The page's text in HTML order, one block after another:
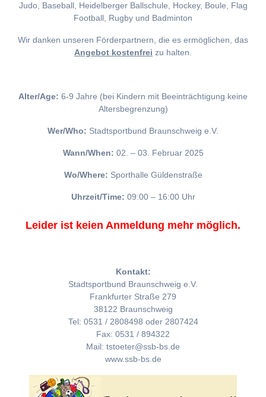
Judo, Baseball, Heidelberger Ballschule, Hockey, Boule, Flag
Football, Rugby und Badminton
Wir danken unseren Förderpartnern, die es ermöglichen, das
Angebot kostenfrei zu halten.
Alter/Age: 6-9 Jahre (bei Kindern mit Beeinträchtigung keine
Altersbegrenzung)
Wer/Who: Stadtsportbund Braunschweig e.V.
Wann/When: 02. – 03. Februar 2025
Wo/Where: Sporthalle Güldenstraße
Uhrzeit/Time: 09:00 – 16:00 Uhr
Leider ist keien Anmeldung mehr möglich.
Kontakt:
Stadtsportbund Braunschweig e.V.
Frankfurter Straße 279
38122 Braunschweig
Tel: 0531 / 2808498 oder 2807424
Fax: 0531 / 894322
Mail: tstoeter@ssb-bs.de
www.ssb-bs.de